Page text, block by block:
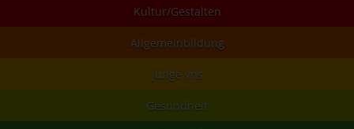
Kultur/Gestalten
Allgemeinbildung
junge vhs
Gesundheit